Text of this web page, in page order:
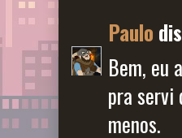
Paulo
Bem, eu
pra servi
menos.